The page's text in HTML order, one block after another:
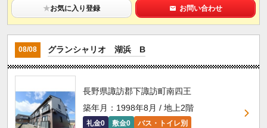
★お気に入り登録 お問い合わせ
08/08 グランシャリオ 湖浜 B
長野県諏訪郡下諏訪町南四王
築年月：1998年8月 / 地上2階
礼金0 敷金0
バス・トイレ別